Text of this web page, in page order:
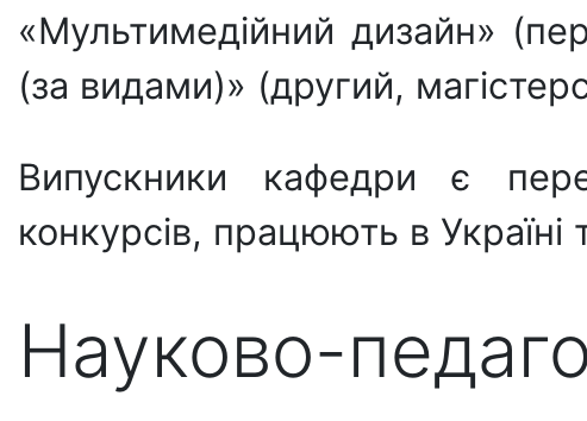
«Мультимедійний дизайн»
(за видами)» (другий,
Випускники кафедри є
конкурсів, працюють в Україні
Науково-